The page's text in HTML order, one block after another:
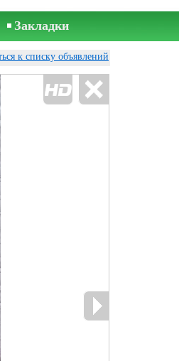
Закладки
к списку объявлений